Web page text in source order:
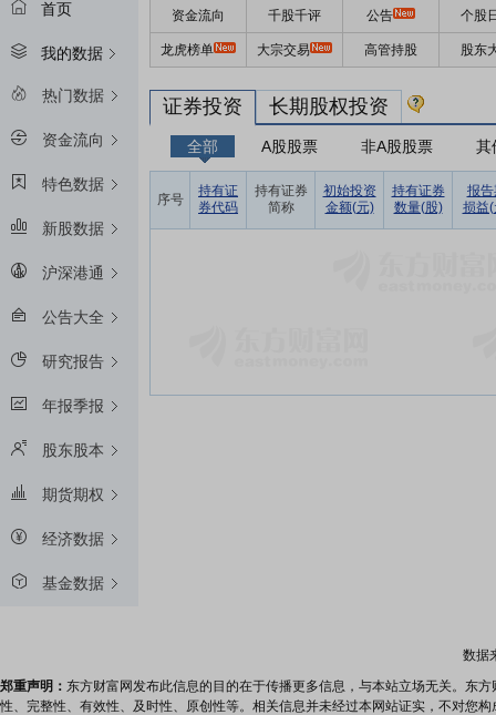
首页
我的数据
热门数据
资金流向
特色数据
新股数据
沪深港通
公告大全
研究报告
年报季报
股东股本
期货期权
经济数据
基金数据
资金流向 千股千评 公告 个股
龙虎榜单 大宗交易 高管持股 股东
证券投资 长期股权投资
全部 A股股票 非A股股票 其
序号
持有证
券代码
持有证券
简称
初始投资
金额(元)
持有证券
数量(股)
报告
损益(
数据
郑重声明： 东方财富网发布此信息的目的在于传播更多信息，与本站立场无关。东
性、完整性、有效性、及时性、原创性等。相关信息并未经过本网站证实，不对您